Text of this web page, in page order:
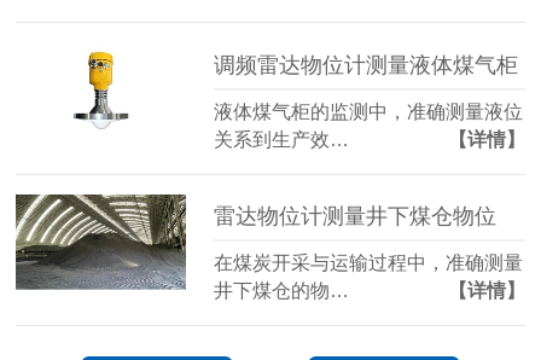
调频雷达物位计测量液体煤气柜
液体煤气柜的监测中，准确测量液位
关系到生产效…
【详情】
雷达物位计测量井下煤仓物位
在煤炭开采与运输过程中，准确测量
井下煤仓的物…
【详情】